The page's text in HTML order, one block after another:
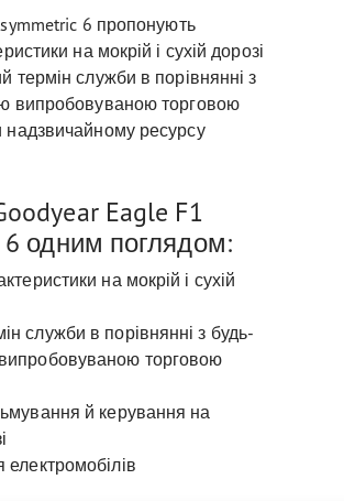
6 пропонують
на мокрій і сухій дорозі
термін служби в порівнянні з
випробовуваною торговою
ресурсу
Eagle F1
6 одним поглядом:
на мокрій і сухій
служби в порівнянні з будь-
торговою
й керування на
електромобілів